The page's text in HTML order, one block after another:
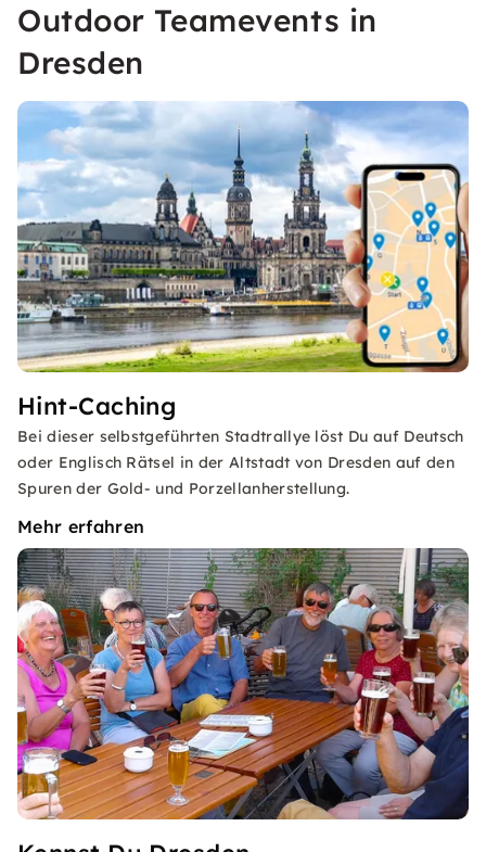
Outdoor Teamevents in
Dresden
Hint-Caching
Bei dieser selbstgeführten Stadtrallye löst Du auf Deutsch
oder Englisch Rätsel in der Altstadt von Dresden auf den
Spuren der Gold- und Porzellanherstellung.
Mehr erfahren